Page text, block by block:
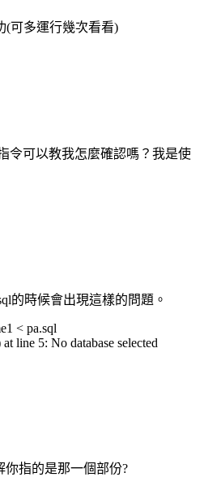
(可多運行幾次看看)
令可以教我怎麼確認嗎？我是使
的時候會出現這樣的問題。
< pa.sql
line 5: No database selected
你指的是那一個部份?